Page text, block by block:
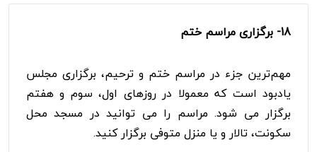
18- برگزاری مراسم ختم
مهم‌ترین جزء در مراسم ختم و ترحیم، برگزاری مجلس
یادبود است که معمولا در روزهای اول، سوم و هفتم
برگزار می شود. مراسم را می توانید در مسجد محل
سکونت، تالار و یا منزل متوفی برگزار کنید.